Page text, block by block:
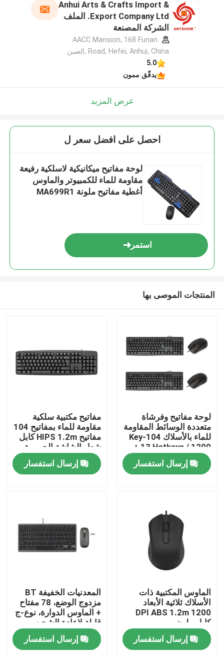
المنزل
المنتجات
جولة في المصنع
مراقبة الجودة
أخبار
القضايا
Anhui Arts & Crafts Import &
Export Company Ltd. الملف
الشركة المصنعة
AACC Mansion, 168 Funan
Road, Hefei, Anhui, China ,الصين
5.0
يدقّق ممون
عرض المزيد
احصل على افضل سعر ل
لوحة مفاتيح ميكانيكية لاسلكية رفيعة
مقاومة للماء للكمبيوتر والماوس
أغطية مفاتيح ملونة MA699R1
استمر
المنتجات الموصى بها
لوحة مفاتيح وفرشاة
متعددة الوسائط المقاومة
للماء بالأسلاك 104-Key
+ 13 Hotkeys / 1200
DPI HIPS قابلة
للتخصيصإرسال استفسار
مفاتيح مكتبية سلكية
مقاومة للماء بمفاتيح 104
مفاتيح HIPS 1.2m كابل
شعار الشاشة الحريرية
المخصصة
إرسال استفسار
الماوس المكتبية ذات
الأسلاك ثلاثية الأبعاد
1200 DPI ABS 1.2m
كابل ملون
إرسال استفسار
المعدنيات الخفيفة BT
مزدوج الوضع، 78 مفتاح
+ الماوس الدوارة، نوع-ج
قابلة لإعادة الشحن
إرسال استفسار